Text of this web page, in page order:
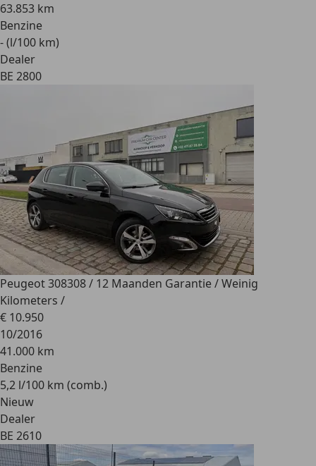
63.853 km
Benzine
- (l/100 km)
Dealer
BE 2800
Peugeot 308308 / 12 Maanden Garantie / Weinig
Kilometers /
€ 10.950
10/2016
41.000 km
Benzine
5,2 l/100 km (comb.)
Nieuw
Dealer
BE 2610